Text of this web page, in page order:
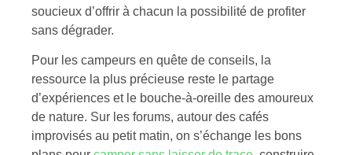
soucieux d’offrir à chacun la possibilité de profiter
sans dégrader.
Pour les campeurs en quête de conseils, la
ressource la plus précieuse reste le partage
d’expériences et le bouche-à-oreille des amoureux
de nature. Sur les forums, autour des cafés
improvisés au petit matin, on s’échange les bons